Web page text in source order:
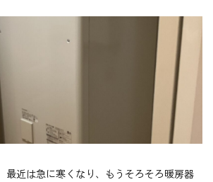
最近は急に寒くなり、もうそろそろ暖房器